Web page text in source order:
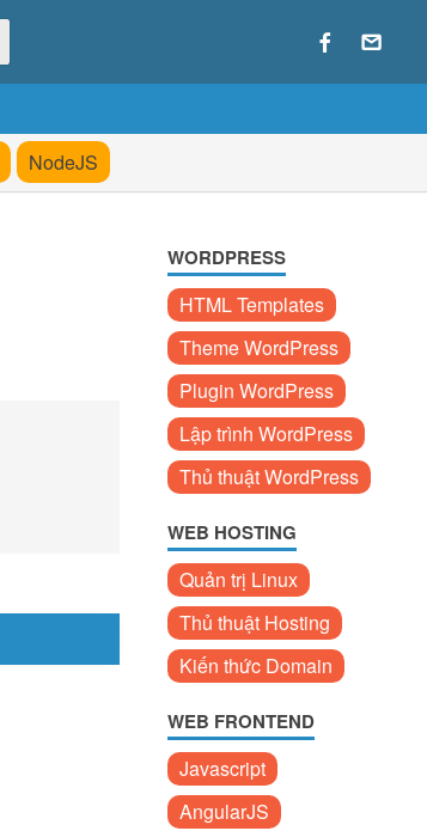
NodeJS
WORDPRESS
HTML Templates
Theme WordPress
Plugin WordPress
Lập trình WordPress
Thủ thuật WordPress
WEB HOSTING
Quản trị Linux
Thủ thuật Hosting
Kiến thức Domain
WEB FRONTEND
Javascript
AngularJS